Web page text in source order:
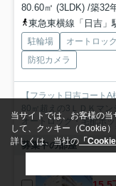
80.60㎡ (3LDK) /築32
東急東横線「日吉」
駐輪場 オートロック
防犯カメラ
【フラット日吉コートA
80㎡超えの3ＬＤＫマン
オートロック・宅配ボ
募集中の部屋
当サイトでは、お客様の
して、クッキー（Cookie）
詳しくは、当社の 「